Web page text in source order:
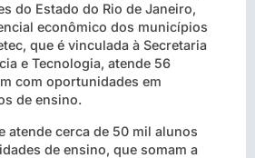
do Estado do Rio de Janeiro,
econômico dos municípios
que é vinculada à Secretaria
e Tecnologia, atende 56
com oportunidades em
de ensino.
atende cerca de 50 mil alunos
de ensino, que somam a